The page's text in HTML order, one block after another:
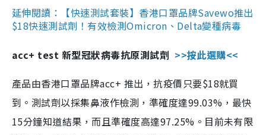
延伸閱讀：【快速測試套裝】香港口罩品牌Savewo推出
$18快速測試劑！有效檢測Omicron、Delta變種病毒
acc+ test 新型冠狀病毒抗原測試劑 >>按此選購<<
產品由香港口罩品牌acc+ 推出，抗疫價只要$18就買
到。測試劑以採集鼻液作檢測，準確度達99.03%，最快
15分鐘知道結果，而且準確度高達97.25%。目前未有限